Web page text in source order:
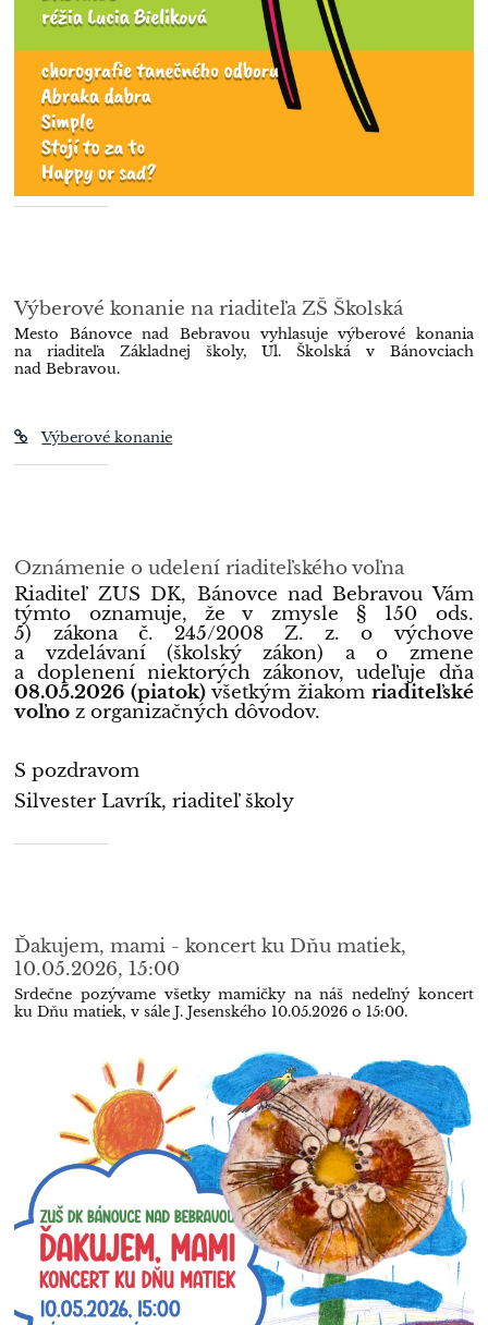
Výberové konanie na riaditeľa ZŠ Školská
Mesto Bánovce nad Bebravou vyhlasuje výberové konania
na riaditeľa Základnej školy, Ul. Školská v Bánovciach
nad Bebravou.
Výberové konanie
Oznámenie o udelení riaditeľského voľna
Riaditeľ ZUŠ DK, Bánovce nad Bebravou Vám
týmto oznamuje, že v zmysle § 150 ods.
5) zákona č. 245/2008 Z. z. o výchove
a vzdelávaní (školský zákon) a o zmene
a doplenení niektorých zákonov, udeľuje dňa
08.05.2026 (piatok) všetkým žiakom riaditeľské
voľnoz organizačných dôvodov.
S pozdravom
Silvester Lavrík, riaditeľ školy
Ďakujem, mami - koncert ku Dňu matiek,
10.05.2026, 15:00
Srdečne pozývame všetky mamičky na náš nedeľný koncert
ku Dňu matiek, v sále J. Jesenského 10.05.2026 o 15:00.